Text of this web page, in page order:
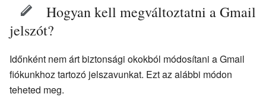
Hogyan kell megváltoztatni a Gmail
jelszót?
Időnként nem árt biztonsági okokból módosítani a Gmail
fiókunkhoz tartozó jelszavunkat. Ezt az alábbi módon
teheted meg.